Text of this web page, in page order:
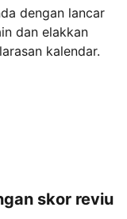
dengan lancar
dan elakkan
kalendar.
skor reviu